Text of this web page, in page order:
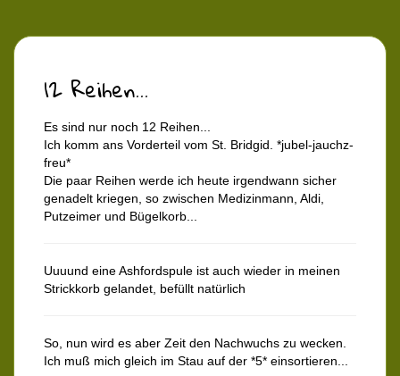
12 Reihen...
Es sind nur noch 12 Reihen...
Ich komm ans Vorderteil vom St. Bridgid. *jubel-jauchz-
freu*
Die paar Reihen werde ich heute irgendwann sicher
genadelt kriegen, so zwischen Medizinmann, Aldi,
Putzeimer und Bügelkorb...
Uuuund eine Ashfordspule ist auch wieder in meinen
Strickkorb gelandet, befüllt natürlich
So, nun wird es aber Zeit den Nachwuchs zu wecken.
Ich muß mich gleich im Stau auf der *5* einsortieren...